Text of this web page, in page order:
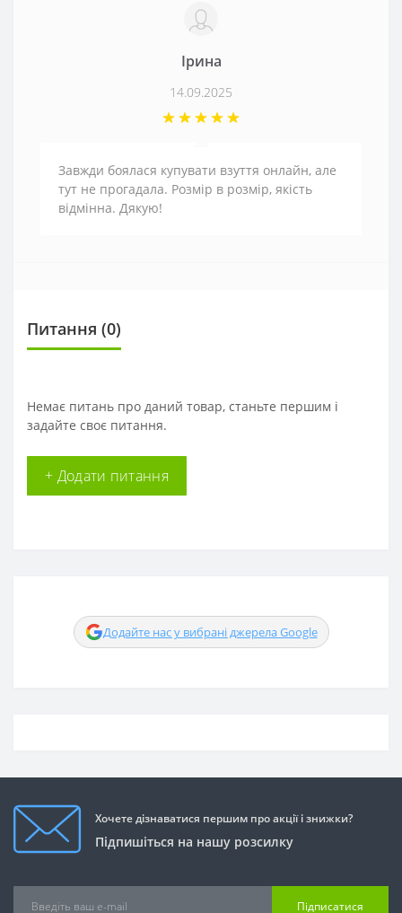
Ірина
14.09.2025
Завжди боялася купувати взуття онлайн, але
тут не прогадала. Розмір в розмір, якість
відмінна. Дякую!
Питання (0)
Немає питань про даний товар, станьте першим і
задайте своє питання.
+ Додати питання
Додайте нас у вибрані джерела Google
Хочете дізнаватися першим про акції і знижки?
Підпишіться на нашу розсилку
Підписатися